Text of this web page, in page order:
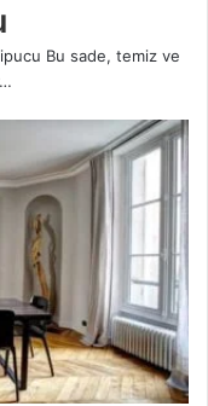
Bu sade, temiz ve